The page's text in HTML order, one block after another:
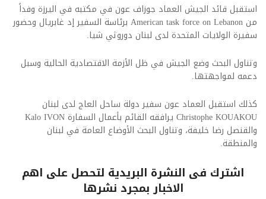
استقبل قائد الجيش العماد جوزاف عون في مكتبه في اليرزة وفداً
من American task force on Lebanon برئاسة السفير إد غابريال وحضور
سفيرة الولايات المتحدة لدى لبنان دوروثي شيا.
وتناول البحث وضع الجيش في ظل الأزمة الاقتصادية الحالية وسبل
دعمه لمواجهتها.
كذلك استقبل العماد عون سفير دولة ساحل العاج لدى لبنان
Christophe KOUAKOU يرافقه القائم بأعمال السفارة Kalo IVON
والقنصل رضا خليفة، وتناول البحث الأوضاع العامة في لبنان
والمنطقة.
اشترك فى النشرة البريدية لتحصل على اهم
الاخبار بمجرد نشرها